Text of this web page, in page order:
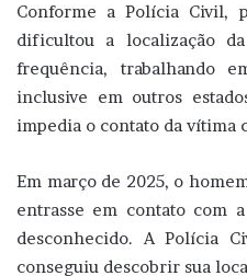
Conforme a Polícia Civil,
dificultou a localização
frequência, trabalhando
inclusive em outros
impedia o contato da vítima
Em março de 2025, o
entrasse em contato com
desconhecido. A Polícia
conseguiu descobrir sua